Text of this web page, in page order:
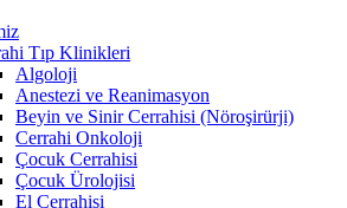
Tıp Klinikleri
Algoloji
Anestezi ve Reanimasyon
Beyin ve Sinir Cerrahisi (Nöroşirürji)
Cerrahi Onkoloji
Çocuk Cerrahisi
Çocuk Ürolojisi
El Cerrahisi